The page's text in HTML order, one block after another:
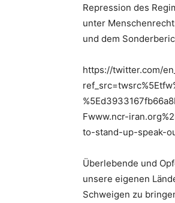
Repression des
unter
und dem
https://twitter.com/
Fwww.ncr-
to-stand-up-speak-
Überlebende und
unsere eigenen
Schweigen zu